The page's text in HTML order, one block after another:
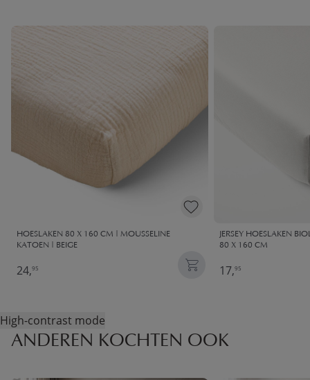
HOESLAKEN 80 X 160 CM | MOUSSELINE
KATOEN | BEIGE
24,95
JERSEY HOESLAKEN
80 X 160 CM
17,95
High-contrast mode
ANDEREN KOCHTEN OOK